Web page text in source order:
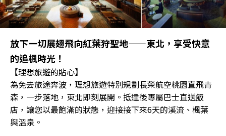
放下一切展翅飛向紅葉狩聖地——東北，享受快意
的追楓時光！
【理想旅遊的貼心】
為免去旅途奔波，理想旅遊特別規劃長榮航空桃園直飛青
森，一步落地，東北即刻展開。抵達後專屬巴士直送飯
店，讓您以最飽滿的狀態，迎接接下來6天的溪流、楓葉
與溫泉。